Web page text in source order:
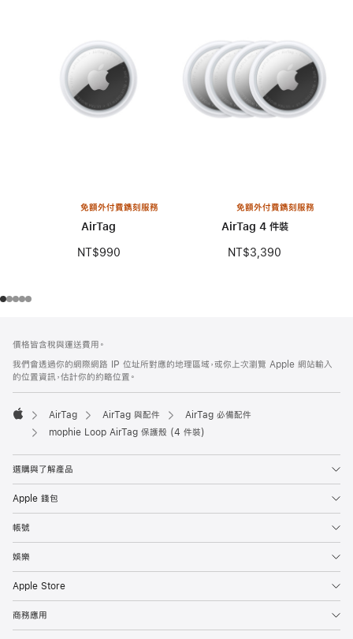
免額外付費鐫刻服務
AirTag
NT$990
免額外付費鐫刻服務
AirTag 4 件裝
NT$3,390
腳
腳
價格皆含稅與運送費用。
我們會透過你的網際網路 IP 位址所對應的地理區域，或你上次瀏覽 Apple 網站輸入
的位置資訊，估計你的約略位置。
Apple
AirTag AirTag 與配件
AirTag 必備配件
mophie Loop AirTag 保護殼 (4 件裝)
選購與了解產品
Apple 錢包
帳號
娛樂
Apple Store
商務應用